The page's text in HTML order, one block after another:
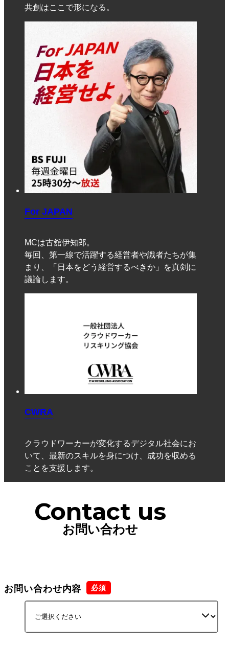
共創はここで形になる。
For JAPAN
MCは古舘伊知郎。
毎回、第一線で活躍する経営者や識者たちが集
まり、「日本をどう経営するべきか」を真剣に
議論します。
CWRA
クラウドワーカーが変化するデジタル社会にお
いて、最新のスキルを身につけ、成功を収める
ことを支援します。
Contact us
お問い合わせ
お問い合わせ内容